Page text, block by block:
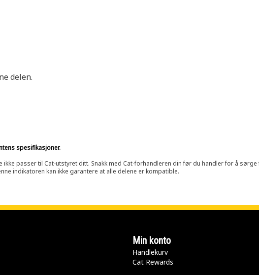
delen.
spesifikasjoner.
passer til Cat-utstyret ditt. Snakk med Cat-forhandleren din før du handler for å sørge
indikatoren kan ikke garantere at alle delene er kompatible.
Min konto
Handlekurv
Cat Rewards